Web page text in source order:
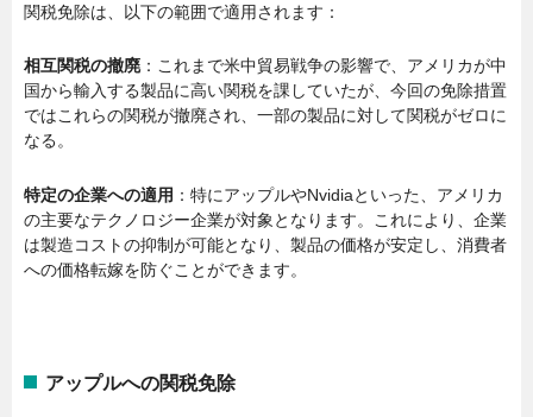
関税免除は、以下の範囲で適用されます：
相互関税の撤廃：これまで米中貿易戦争の影響で、アメリカが中
国から輸入する製品に高い関税を課していたが、今回の免除措置
ではこれらの関税が撤廃され、一部の製品に対して関税がゼロに
なる。
特定の企業への適用 ：特にアップルやNvidiaといった、アメリカ
の主要なテクノロジー企業が対象となります。これにより、企業
は製造コストの抑制が可能となり、製品の価格が安定し、消費者
への価格転嫁を防ぐことができます。
アップルへの関税免除